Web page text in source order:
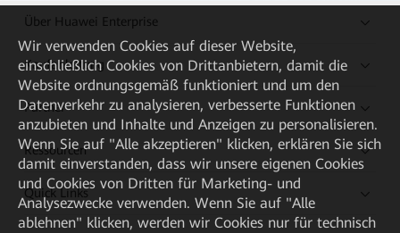
Über Huawei Enterprise
Kaufanleitung
Partner
Ressourcen
Quick Links
Wir verwenden Cookies auf dieser Website,
einschließlich Cookies von Drittanbietern, damit die
Website ordnungsgemäß funktioniert und um den
Datenverkehr zu analysieren, verbesserte Funktionen
anzubieten und Inhalte und Anzeigen zu personalisieren.
Wenn Sie auf "Alle akzeptieren" klicken, erklären Sie sich
damit einverstanden, dass wir unsere eigenen Cookies
und Cookies von Dritten für Marketing- und
Analysezwecke verwenden. Wenn Sie auf "Alle
ablehnen" klicken, werden wir Cookies nur für technisch